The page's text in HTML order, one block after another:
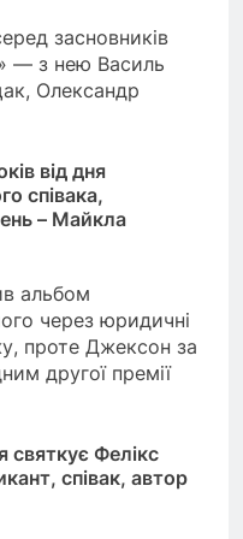
засновників
— з нею Василь
Олександр
від дня
співака,
– Майкла
альбом
через юридичні
проте Джексон за
другої премії
святкує Фелікс
співак, автор